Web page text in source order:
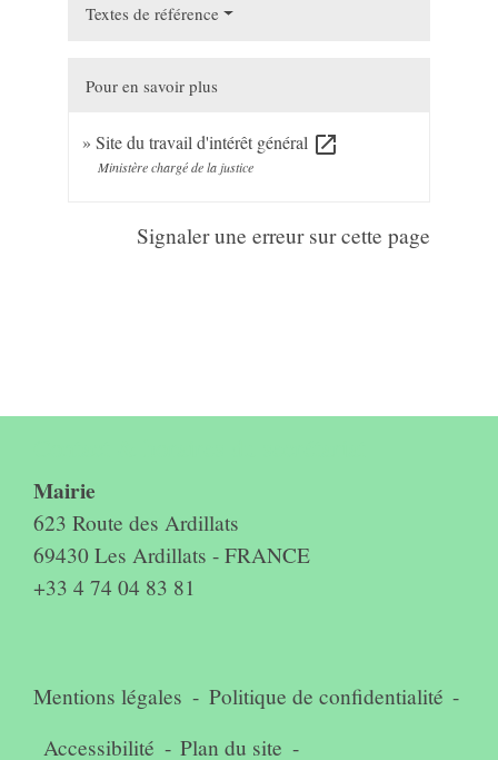
Textes de référence
Pour en savoir plus
Site du travail d'intérêt général open_in_new
Ministère chargé de la justice
Signaler une erreur sur cette page
Mairie
623 Route des Ardillats
69430 Les Ardillats - FRANCE
+33 4 74 04 83 81
Mentions légales - Politique de confidentialité -
Accessibilité - Plan du site -